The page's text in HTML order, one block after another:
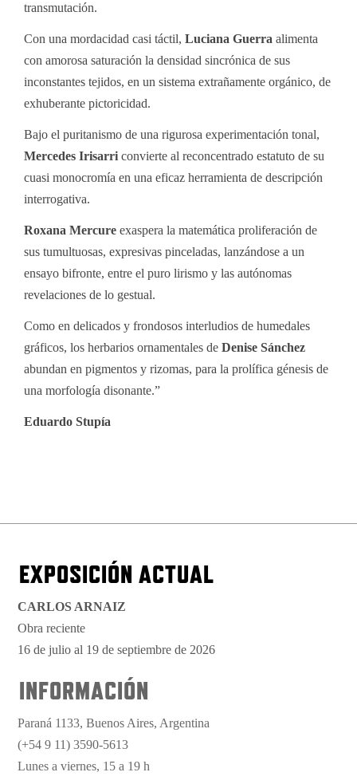
transmutación.
Con una mordacidad casi táctil,Luciana Guerra alimenta
con amorosa saturación la densidad sincrónica de sus
inconstantes tejidos, en un sistema extrañamente orgánico, de
exhuberante pictoricidad.
Bajo el puritanismo de una rigurosa experimentación tonal,
Mercedes Irisarriconvierte al reconcentrado estatuto de su
cuasi monocromía en una eficaz herramienta de descripción
interrogativa.
Roxana Mercure exaspera la matemática proliferación de
sus tumultuosas, expresivas pinceladas, lanzándose a un
ensayo bifronte, entre el puro lirismo y las autónomas
revelaciones de lo gestual.
Como en delicados y frondosos interludios de humedales
gráficos, los herbarios ornamentales deDenise Sánchez
abundan en pigmentos y rizomas, para la prolífica génesis de
una morfología disonante.”
Eduardo Stupía
EXPOSICIÓN ACTUAL
CARLOS ARNAIZ
Obra reciente
16 de julio al 19 de septiembre de 2026
INFORMACIÓN
Paraná 1133, Buenos Aires, Argentina
(+54 9 11) 3590-5613
Lunes a viernes, 15 a 19 h